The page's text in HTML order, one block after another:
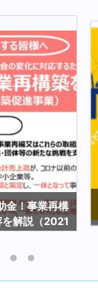
金！事業再構
解説（2021